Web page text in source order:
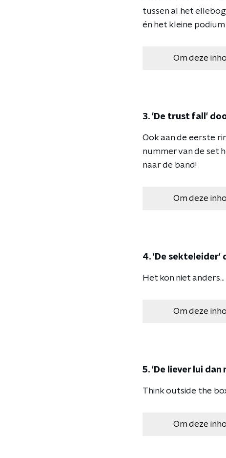
tussen al het
én het kleine
Om deze
3. 'De trust fall'
Ook aan de eerste
nummer van de set
naar de band!
Om deze
4. 'De sekteleider'
Het kon niet
Om deze
5. 'De liever lui dan
Think outside the
Om deze